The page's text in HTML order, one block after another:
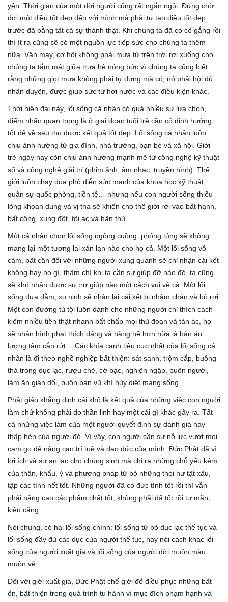
yên. Thời gian của một đời người cũng rất ngắn ngủi. Đừng chờ
đợi một điều tốt đẹp đến với mình mà phải tự tạo điều tốt đẹp
trước đã bằng tất cả sự thành thật. Khi chúng ta đã có cố gắng rồi
thì ít ra cũng sẽ có một nguồn lực tiếp sức cho chúng ta thêm
nữa. Vận may, cơ hội không phải mưa từ trên trời rơi xuống cho
chúng ta tắm mát giữa trưa hè nóng bức vì chúng ta cũng biết
rằng những giọt mưa không phải tự dưng mà có, nó phải hội đủ
nhân duyên, được giúp sức từ hơi nước và các điều kiện khác.
Thời hiện đại này, lối sống cá nhân có quá nhiều sự lựa chọn,
điểm nhấn quan trọng là ở giai đoạn tuổi trẻ cần có định hướng
tốt để về sau thu được kết quả tốt đẹp. Lối sống cá nhân luôn
chịu ảnh hưởng từ gia đình, nhà trường, bạn bè và xã hội. Giới
trẻ ngày nay còn chịu ảnh hưởng mạnh mẽ từ công nghệ kỹ thuật
số và công nghệ giải trí (phim ảnh, âm nhạc, truyền hình). Thế
giới luôn chạy đua phô diễn sức mạnh của khoa học kỹ thuật,
quân sự quốc phòng, tiền tệ… nhưng nếu con người sống thiếu
lòng khoan dung và vị tha sẽ khiến cho thế giới rơi vào bất hạnh,
bất công, xung đột, tội ác và hận thù.
Một cá nhân chọn lối sống ngông cuồng, phóng túng sẽ không
mang lại một tương lai xán lạn nào cho họ cả. Một lối sống vô
cảm, bất cần đối với những người xung quanh sẽ chỉ nhận cái kết
không hay ho gì, thậm chí khi ta cần sự giúp đỡ nào đó, ta cũng
sẽ khó nhận được sự trợ giúp nào một cách vui vẻ cả. Một lối
sống dựa dẫm, xu nịnh sẽ nhận lại cái kết bị nhàm chán và bỏ rơi.
Một con đường tù tội luôn dành cho những người chỉ thích cách
kiếm nhiều tiền thật nhanh bất chấp mọi thủ đoạn và tàn ác, họ
sẽ nhận hình phạt thích đáng và nặng nề hơn nữa là bản án
lương tâm cắn rứt… Các khía cạnh tiêu cực nhất của lối sống cá
nhân là đi theo nghề nghiệp bất thiện: sát sanh, trộm cắp, buông
thả trong dục lạc, rượu chè, cờ bạc, nghiện ngập, buôn người,
làm ăn gian dối, buôn bán vũ khí hủy diệt mạng sống.
Phật giáo khẳng định cái khổ là kết quả của những việc con người
làm chứ không phải do thần linh hay một cái gì khác gây ra. Tất
cả những việc làm của một người quyết định sự danh giá hay
thấp hèn của người đó. Vì vậy, con người cần sự nỗ lực vượt mọi
cam go để nâng cao trí tuệ và đạo đức của mình. Đức Phật đã vì
lợi ích và sự an lạc cho chúng sinh mà chỉ ra những chỗ yếu kém
của thân, khẩu, ý và phương pháp từ bỏ những thói hư tật xấu,
tập các tính nết tốt. Những người đã có đức tính tốt rồi thì vẫn
phải nâng cao các phẩm chất tốt, không phải đã tốt rồi tự mãn,
kiêu căng.
Nói chung, có hai lối sống chính: lối sống từ bỏ dục lạc thế tục và
lối sống đầy đủ các dục của người thế tục, hay nói cách khác lối
sống của người xuất gia và lối sống của người đời muôn màu
muôn vẻ.
Đối với giới xuất gia, Đức Phật chế giới để điều phục những bất
ổn, bất thiện trong quá trình tu hành vì mục đích phạm hạnh và